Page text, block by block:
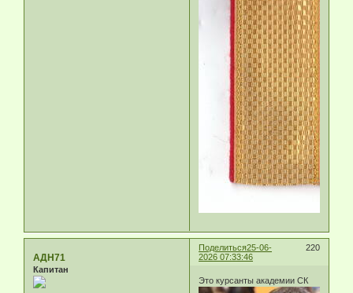
Поделиться 220
25-06-
2026 07:33:46
АДН71
Капитан
Это курсанты академии СК